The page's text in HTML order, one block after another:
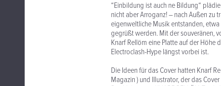
“Einbildung ist auch ne Bildung“
nicht aber Arroganz! – nach Außen zu
eigenweltliche Musik entstanden,
gegrüßt werden. Mit der souveränen,
Knarf Rellöm eine Platte auf der Höhe
Electroclash-Hype längst vorbei ist.
Die Ideen für das Cover hatten Knarf
Magazin ) und Illustrator, der das